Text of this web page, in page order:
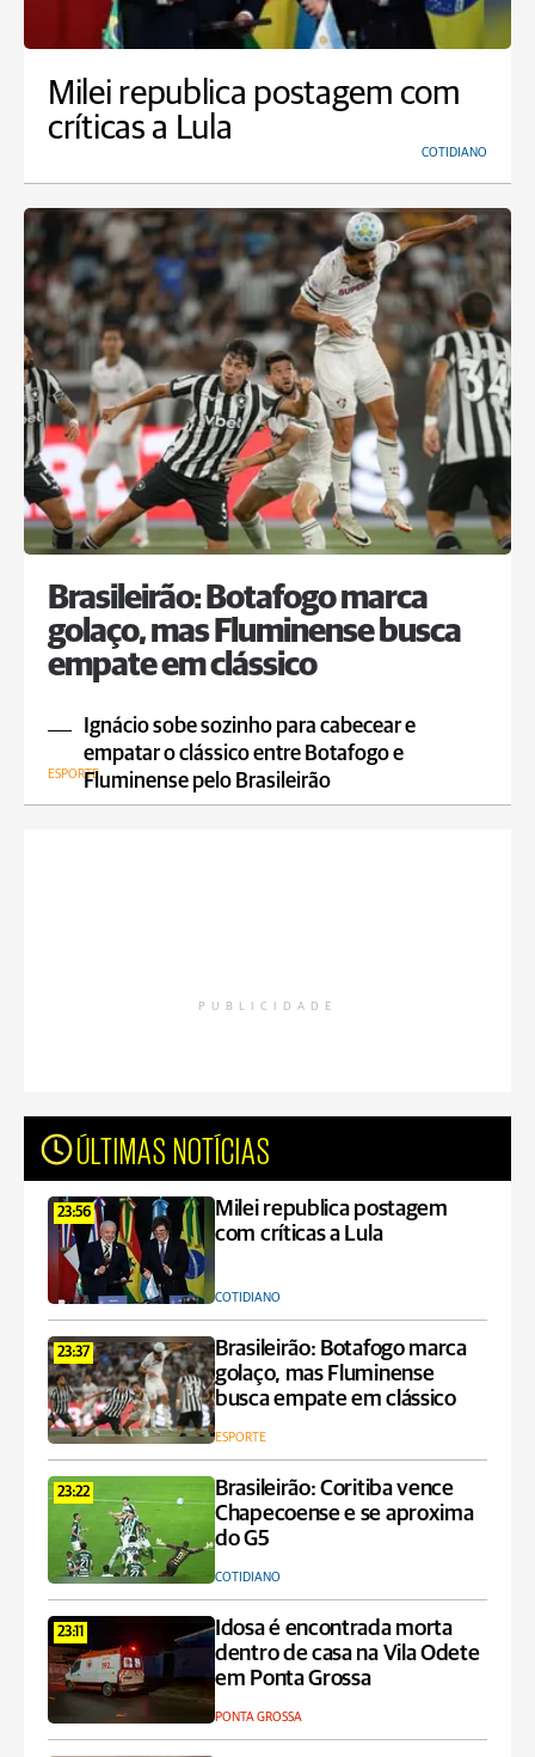
Milei republica postagem com
críticas a Lula
COTIDIANO
Brasileirão: Botafogo marca
golaço, mas Fluminense busca
empate em clássico
Ignácio sobe sozinho para cabecear e
empatar o clássico entre Botafogo e
Fluminense pelo Brasileirão
ESPORTE
PUBLICIDADE
ÚLTIMAS NOTÍCIAS
23:56
Milei republica postagem
com críticas a Lula
COTIDIANO
23:37
Brasileirão: Botafogo marca
golaço, mas Fluminense
busca empate em clássico
ESPORTE
23:22
Brasileirão: Coritiba vence
Chapecoense e se aproxima
do G5
COTIDIANO
23:11
Idosa é encontrada morta
dentro de casa na Vila Odete
em Ponta Grossa
PONTA GROSSA